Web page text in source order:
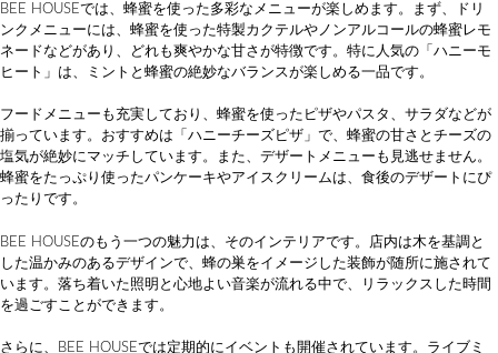
BEE HOUSEでは、蜂蜜を使った多彩なメニューが楽しめます。まず、ドリ
ンクメニューには、蜂蜜を使った特製カクテルやノンアルコールの蜂蜜レモ
ネードなどがあり、どれも爽やかな甘さが特徴です。特に人気の「ハニーモ
ヒート」は、ミントと蜂蜜の絶妙なバランスが楽しめる一品です。
フードメニューも充実しており、蜂蜜を使ったピザやパスタ、サラダなどが
揃っています。おすすめは「ハニーチーズピザ」で、蜂蜜の甘さとチーズの
塩気が絶妙にマッチしています。また、デザートメニューも見逃せません。
蜂蜜をたっぷり使ったパンケーキやアイスクリームは、食後のデザートにぴ
ったりです。
BEE HOUSEのもう一つの魅力は、そのインテリアです。店内は木を基調と
した温かみのあるデザインで、蜂の巣をイメージした装飾が随所に施されて
います。落ち着いた照明と心地よい音楽が流れる中で、リラックスした時間
を過ごすことができます。
さらに、BEE HOUSEでは定期的にイベントも開催されています。ライブミ